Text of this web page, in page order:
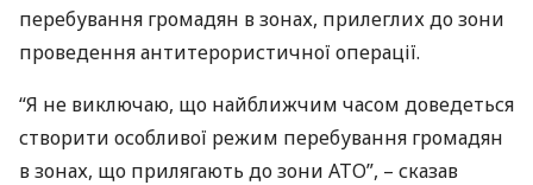
перебування громадян в зонах, прилеглих до зони
проведення антитерористичної операції.
“Я не виключаю, що найближчим часом доведеться
створити особливої ​​режим перебування громадян
в зонах, що прилягають до зони АТО”, – сказав